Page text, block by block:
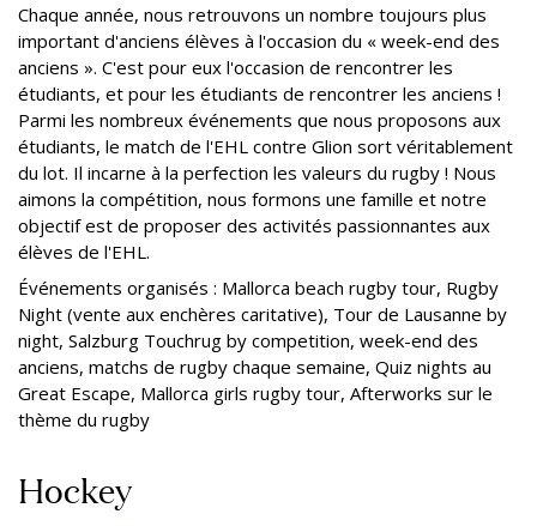
Chaque année, nous retrouvons un nombre toujours plus
important d'anciens élèves à l'occasion du « week-end des
anciens ». C'est pour eux l'occasion de rencontrer les
étudiants, et pour les étudiants de rencontrer les anciens !
Parmi les nombreux événements que nous proposons aux
étudiants, le match de l'EHL contre Glion sort véritablement
du lot. Il incarne à la perfection les valeurs du rugby ! Nous
aimons la compétition, nous formons une famille et notre
objectif est de proposer des activités passionnantes aux
élèves de l'EHL.
Événements organisés : Mallorca beach rugby tour, Rugby
Night (vente aux enchères caritative), Tour de Lausanne by
night, Salzburg Touchrug by competition, week-end des
anciens, matchs de rugby chaque semaine, Quiz nights au
Great Escape, Mallorca girls rugby tour, Afterworks sur le
thème du rugby
Hockey